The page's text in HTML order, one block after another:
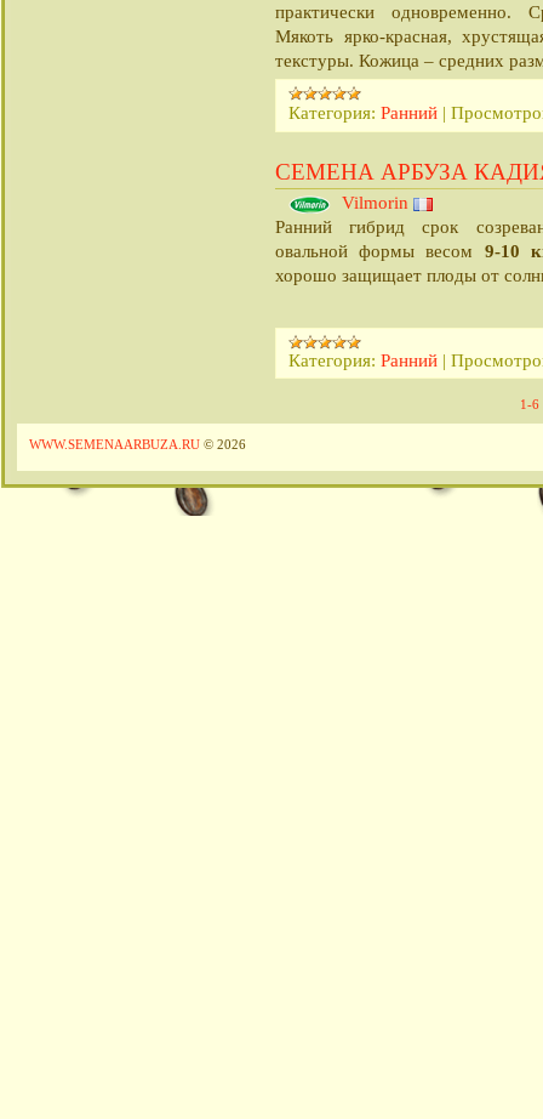
практически одновременно.
Мякоть ярко-красная,
текстуры. Кожица – средних
Категория: Ранний |
СЕМЕНА АРБУЗА
Vilmorin
Ранний гибрид срок
овальной формы весом 9-10
хорошо защищает плоды от
Категория: Ранний |
1-6
WWW.SEMENAARBUZA.RU © 2026